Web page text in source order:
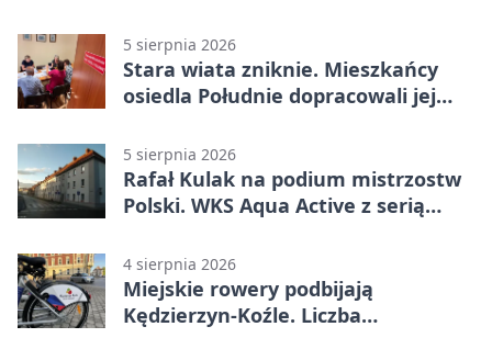
5 sierpnia 2026
Stara wiata zniknie. Mieszkańcy
osiedla Południe dopracowali jej
5 sierpnia 2026
Rafał Kulak na podium mistrzostw
Polski. WKS Aqua Active z serią
4 sierpnia 2026
Miejskie rowery podbijają
Kędzierzyn-Koźle. Liczba